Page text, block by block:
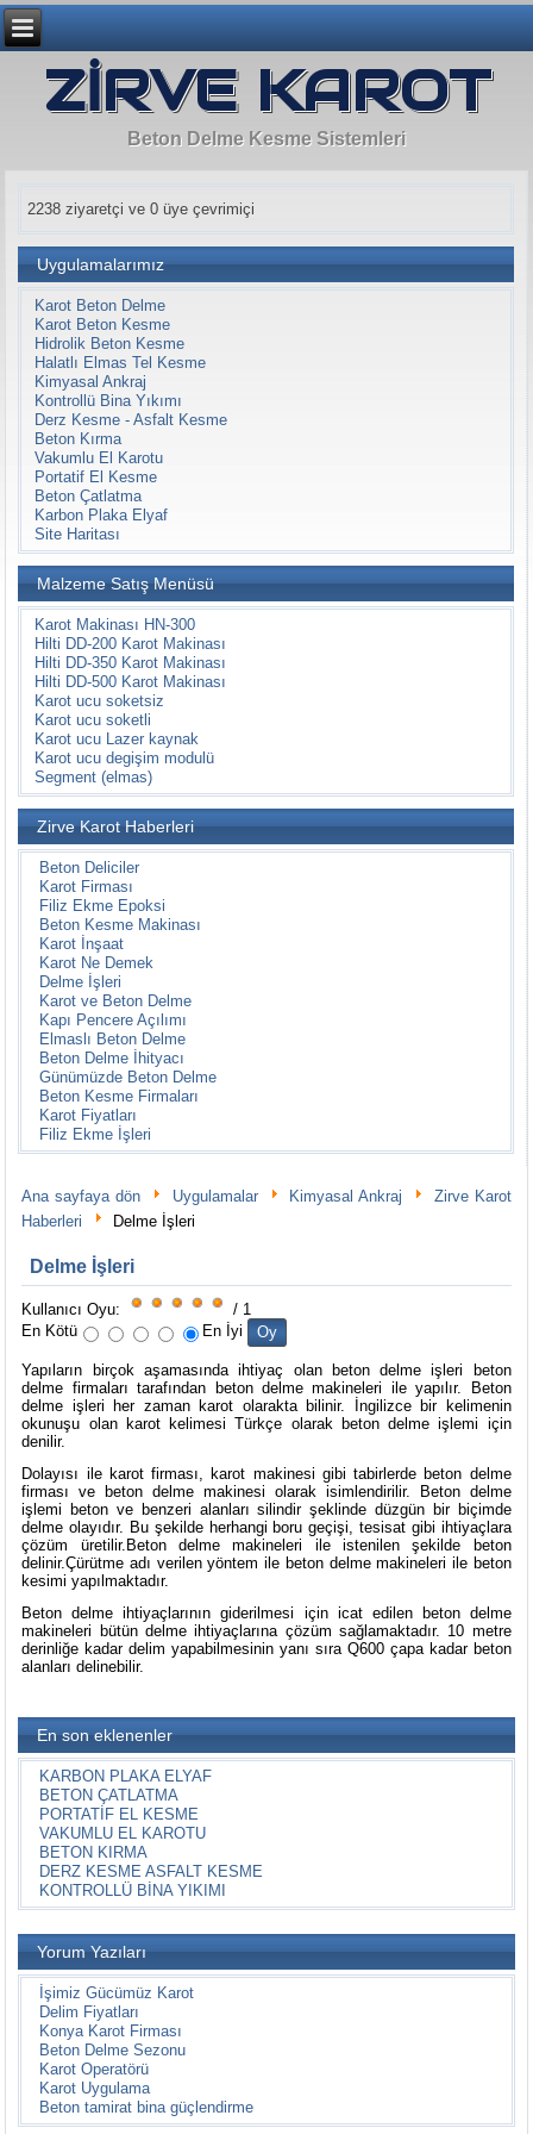
ZİRVE KAROT
Beton Delme Kesme Sistemleri
2238 ziyaretçi ve 0 üye çevrimiçi
Uygulamalarımız
Karot Beton Delme
Karot Beton Kesme
Hidrolik Beton Kesme
Halatlı Elmas Tel Kesme
Kimyasal Ankraj
Kontrollü Bina Yıkımı
Derz Kesme - Asfalt Kesme
Beton Kırma
Vakumlu El Karotu
Portatif El Kesme
Beton Çatlatma
Karbon Plaka Elyaf
Site Haritası
Malzeme Satış Menüsü
Karot Makinası HN-300
Hilti DD-200 Karot Makinası
Hilti DD-350 Karot Makinası
Hilti DD-500 Karot Makinası
Karot ucu soketsiz
Karot ucu soketli
Karot ucu Lazer kaynak
Karot ucu degişim modulü
Segment (elmas)
Zirve Karot Haberleri
Beton Deliciler
Karot Firması
Filiz Ekme Epoksi
Beton Kesme Makinası
Karot İnşaat
Karot Ne Demek
Delme İşleri
Karot ve Beton Delme
Kapı Pencere Açılımı
Elmaslı Beton Delme
Beton Delme İhityacı
Günümüzde Beton Delme
Beton Kesme Firmaları
Karot Fiyatları
Filiz Ekme İşleri
Ana sayfaya dön Uygulamalar Kimyasal Ankraj
Zirve Karot
Haberleri
Delme İşleri
Delme İşleri
Kullanıcı Oyu:
/ 1
En Kötü
En İyi
Yapıların birçok aşamasında ihtiyaç olan beton delme işleri beton
delme firmaları tarafından beton delme makineleri ile yapılır. Beton
delme işleri her zaman karot olarakta bilinir. İngilizce bir kelimenin
okunuşu olan karot kelimesi Türkçe olarak beton delme işlemi için
denilir.
Dolayısı ile karot firması, karot makinesi gibi tabirlerde beton delme
firması ve beton delme makinesi olarak isimlendirilir. Beton delme
işlemi beton ve benzeri alanları silindir şeklinde düzgün bir biçimde
delme olayıdır. Bu şekilde herhangi boru geçişi, tesisat gibi ihtiyaçlara
çözüm üretilir.Beton delme makineleri ile istenilen şekilde beton
delinir.Çürütme adı verilen yöntem ile beton delme makineleri ile beton
kesimi yapılmaktadır.
Beton delme ihtiyaçlarının giderilmesi için icat edilen beton delme
makineleri bütün delme ihtiyaçlarına çözüm sağlamaktadır. 10 metre
derinliğe kadar delim yapabilmesinin yanı sıra Q600 çapa kadar beton
alanları delinebilir.
En son eklenenler
KARBON PLAKA ELYAF
BETON ÇATLATMA
PORTATİF EL KESME
VAKUMLU EL KAROTU
BETON KIRMA
DERZ KESME ASFALT KESME
KONTROLLÜ BİNA YIKIMI
Yorum Yazıları
İşimiz Gücümüz Karot
Delim Fiyatları
Konya Karot Firması
Beton Delme Sezonu
Karot Operatörü
Karot Uygulama
Beton tamirat bina güçlendirme